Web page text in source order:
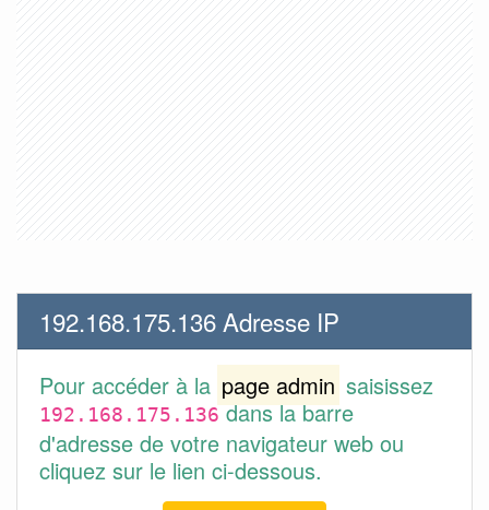
192.168.175.136 Adresse IP
Pour accéder à la page admin saisissez
192.168.175.136dans la barre
d'adresse de votre navigateur web ou
cliquez sur le lien ci-dessous.